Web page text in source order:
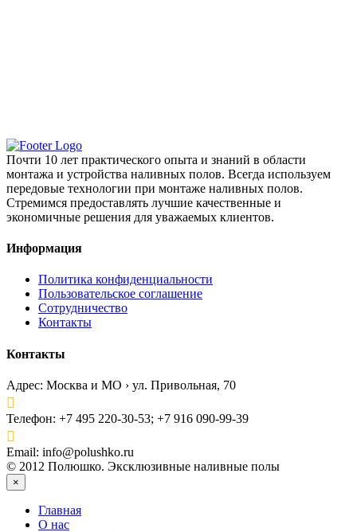
Почти 10 лет практического опыта и знаний в области
монтажа и устройства наливных полов. Всегда используем
передовые технологии при монтаже наливных полов.
Стремимся предоставлять лучшие качественные и
экономичные решения для уважаемых клиентов.
Информация
Политика конфиденциальности
Пользовательское соглашение
Сотрудничество
Контакты
Контакты
Адрес: Москва и МО › ул. Привольная, 70
Телефон: +7 495 220-30-53; +7 916 090-99-39
Email: info@polushko.ru
© 2012 Полюшко. Эксклюзивные наливные полы
×
Главная
О нас